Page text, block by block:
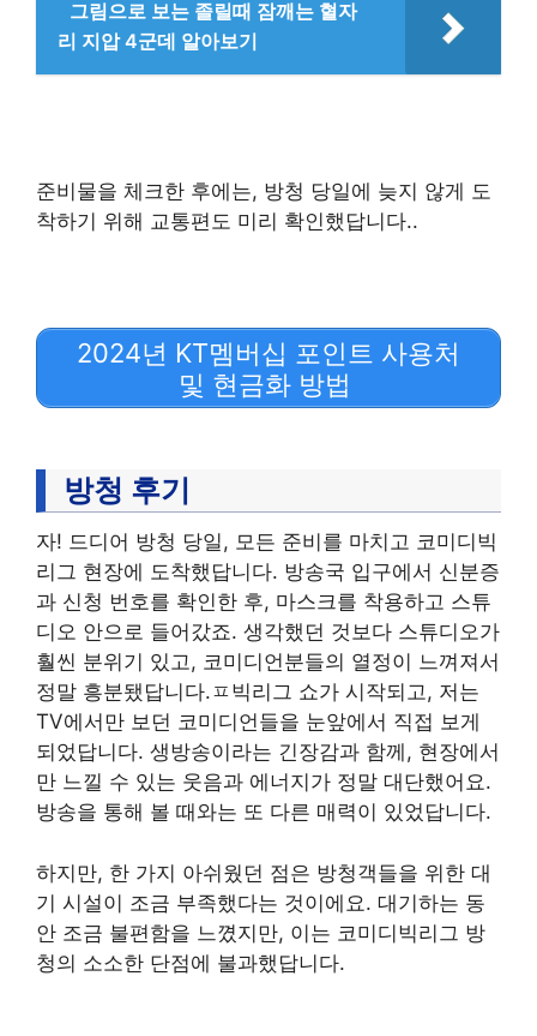
그림으로 보는 졸릴때 잠깨는 혈자
리 지압 4군데 알아보기
준비물을 체크한 후에는, 방청 당일에 늦지 않게 도
착하기 위해 교통편도 미리 확인했답니다..
2024년 KT멤버십 포인트 사용처
및 현금화 방법
방청 후기
자! 드디어 방청 당일, 모든 준비를 마치고 코미디빅
리그 현장에 도착했답니다. 방송국 입구에서 신분증
과 신청 번호를 확인한 후, 마스크를 착용하고 스튜
디오 안으로 들어갔죠. 생각했던 것보다 스튜디오가
훨씬 분위기 있고, 코미디언분들의 열정이 느껴져서
정말 흥분됐답니다.ㅍ빅리그 쇼가 시작되고, 저는
TV에서만 보던 코미디언들을 눈앞에서 직접 보게
되었답니다. 생방송이라는 긴장감과 함께, 현장에서
만 느낄 수 있는 웃음과 에너지가 정말 대단했어요.
방송을 통해 볼 때와는 또 다른 매력이 있었답니다.
하지만, 한 가지 아쉬웠던 점은 방청객들을 위한 대
기 시설이 조금 부족했다는 것이에요. 대기하는 동
안 조금 불편함을 느꼈지만, 이는 코미디빅리그 방
청의 소소한 단점에 불과했답니다.